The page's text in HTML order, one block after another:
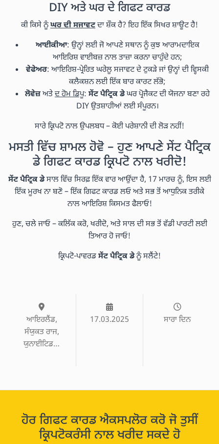
DIY ਅਤੇ ਘਰ ਦੇ ਗਿਫਟ ਕਾਰਡ
ਕੀ ਕਿਸੇ ਨੂੰਘਰ ਦੀ ਸਜਾਵਟਦਾ ਸ਼ੌਕ ਹੈ? ਇਹ ਇੱਕ ਸਿਖਰ ਸ਼ਾਊਟ ਹੈ!
ਆਈਕੀਆ: ਉਨ੍ਹਾਂ ਲਈ ਜੋ ਆਪਣੇ ਸਥਾਨ ਨੂੰ ਕੁਝ ਆਰਾਮਦਾਇਕ
ਆਇਰਿਸ਼ ਵਾਈਬਜ਼ ਨਾਲ ਤਾਜ਼ਾ ਕਰਨਾ ਚਾਹੁੰਦੇ ਹਨ;
ਵੇਫੇਅਰ: ਆਇਰਿਸ਼-ਪ੍ਰੇਰਿਤ ਘਰੇਲੂ ਸਜਾਵਟ ਦੇ ਟੁਕੜੇ ਜਾਂ ਉਨ੍ਹਾਂ ਦੀ ਵ੍ਹਿਸਕੀ
ਕਲੈਕਸ਼ਨ ਲਈ ਇੱਕ ਬਾਰ ਕਾਰਟ ਲੱਭੋ;
ਲੋਵੇਜ਼ਅਤੇਦ ਹੋਮ ਡਿਪੂ: ਸੇਂਟ ਪੈਟ੍ਰਿਕ ਡੇਘਰ ਪ੍ਰੋਜੈਕਟ ਦੀ ਯੋਜਨਾ ਬਣਾ ਰਹੇ
DIY ਉਤਸ਼ਾਹੀਆਂ ਲਈ ਸੰਪੂਰਨ।
ਸਾਰੇ ਕ੍ਰਿਪਟੋ ਨਾਲ ਉਪਲਬਧ – ਕੋਈ ਪਰੇਸ਼ਾਨੀ ਦੀ ਲੋੜ ਨਹੀਂ!
ਮਸਤੀ ਵਿੱਚ ਸ਼ਾਮਲ ਹੋਵੋ – ਹੁਣ ਆਪਣੇ ਸੇਂਟ ਪੈਟ੍ਰਿਕ
ਡੇ ਗਿਫਟ ਕਾਰਡ ਕ੍ਰਿਪਟੋ ਨਾਲ ਖਰੀਦੋ!
ਸੇਂਟ ਪੈਟ੍ਰਿਕ ਡੇਸਾਲ ਵਿੱਚ ਸਿਰਫ਼ ਇੱਕ ਵਾਰ ਆਉਂਦਾ ਹੈ, 17 ਮਾਰਚ ਨੂੰ, ਇਸ ਲਈ
ਇੱਕ ਮੂਰਖ ਨਾ ਬਣੋ – ਇੱਕ ਗਿਫਟ ਕਾਰਡ ਲਓ ਅਤੇ ਸਭ ਤੋਂ ਆਧੁਨਿਕ ਤਰੀਕੇ
ਨਾਲ ਆਇਰਿਸ਼ ਕਿਸਮਤ ਫੈਲਾਓ!
ਹੁਣ, ਚਲੇ ਜਾਓ – ਕਲਿੱਕ ਕਰੋ, ਖਰੀਦੋ, ਅਤੇ ਸਾਲ ਦੀ ਸਭ ਤੋਂ ਵੱਡੀ ਪਾਰਟੀ ਲਈ
ਤਿਆਰ ਹੋ ਜਾਓ!
ਕ੍ਰਿਪਟੋ-ਪਾਵਰਡਸੇਂਟ ਪੈਟ੍ਰਿਕ ਡੇਨੂੰ ਸਲੈਂਟੇ!
ਆਇਰਲੈਂਡ,
ਸੰਯੁਕਤ ਰਾਜ,
ਯੁਨਾਈਟਿਡ…
17.03.2025 ਸਾਰਾ ਦਿਨ
ਹੋਰ ਗਿਫਟ ਕਾਰਡ ਐਕਸਪਲੋਰ ਕਰੋ ਜੋ ਤੁਸੀਂ
ਕ੍ਰਿਪਟੋਕਰੰਸੀ ਨਾਲ ਖਰੀਦ ਸਕਦੇ ਹੋ